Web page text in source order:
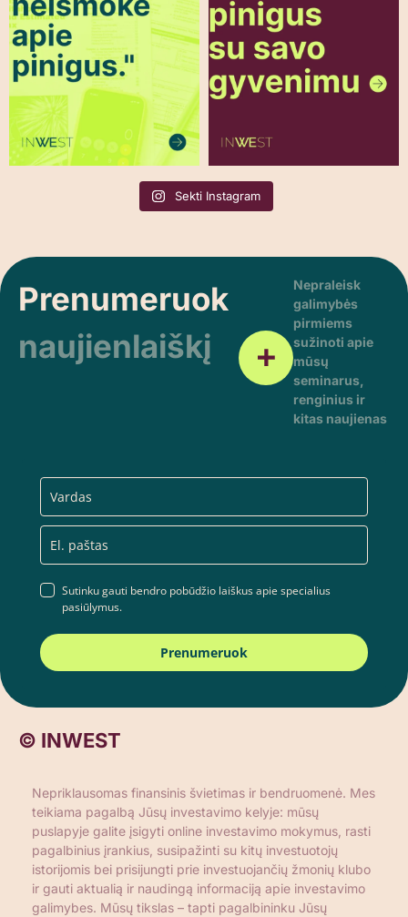
Sekti Instagram
Prenumeruok
naujienlaiškį
Nepraleisk
galimybės
pirmiems
sužinoti apie
mūsų
seminarus,
renginius ir
kitas naujienas
Sutinku gauti bendro pobūdžio laiškus apie specialius
pasiūlymus.
Prenumeruok
© INWEST
Nepriklausomas finansinis švietimas ir bendruomenė. Mes
teikiama pagalbą Jūsų investavimo kelyje: mūsų
puslapyje galite įsigyti online investavimo mokymus, rasti
pagalbinius įrankius, susipažinti su kitų investuotojų
istorijomis bei prisijungti prie investuojančių žmonių klubo
ir gauti aktualią ir naudingą informaciją apie investavimo
galimybes. Mūsų tikslas – tapti pagalbininku Jūsų